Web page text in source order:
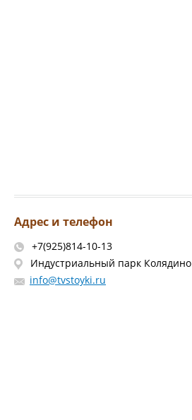
Адрес и телефон
+7(925)814-10-13
Индустриальный парк Колядино
info@tvstoyki.ru